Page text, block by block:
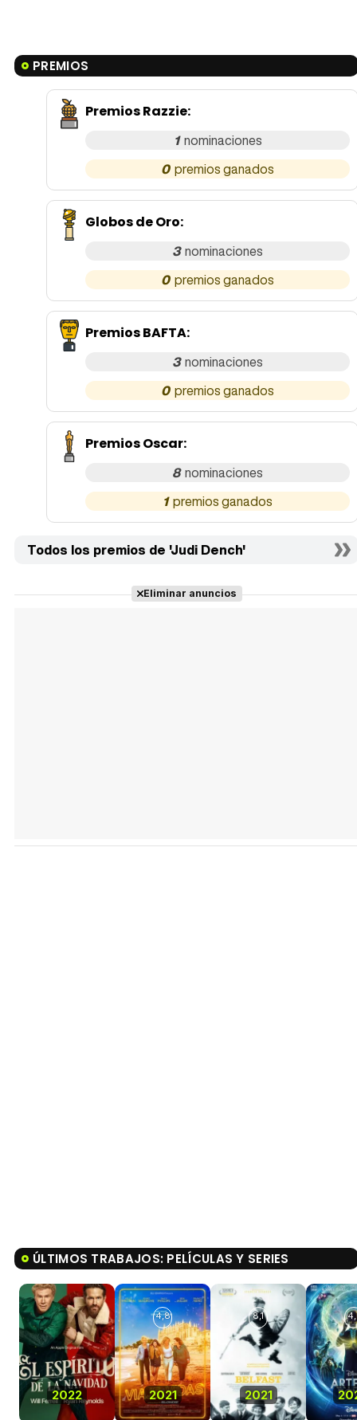
PREMIOS
Premios Razzie:
1
0
Globos de Oro:
3
0
Premios BAFTA:
3
0
Premios Oscar:
8
1
Todos los premios de 'Judi Dench'
Eliminar anuncios
ÚLTIMOS TRABAJOS: PELÍCULAS Y SERIES
2022 2021
4,8
2021
8,1